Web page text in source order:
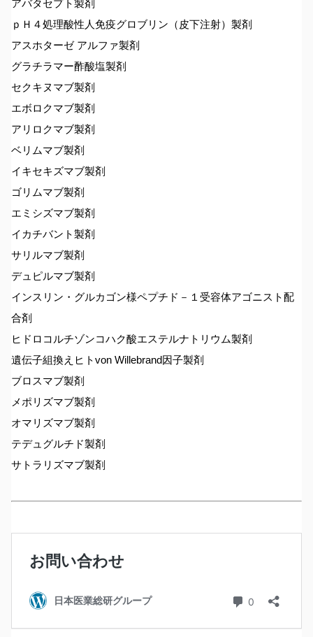
アバタセプト製剤
ｐＨ４処理酸性人免疫グロブリン（皮下注射）製剤
アスホターゼ アルファ製剤
グラチラマー酢酸塩製剤
セクキヌマブ製剤
エボロクマブ製剤
アリロクマブ製剤
ベリムマブ製剤
イキセキズマブ製剤
ゴリムマブ製剤
エミシズマブ製剤
イカチバント製剤
サリルマブ製剤
デュピルマブ製剤
インスリン・グルカゴン様ペプチド－１受容体アゴニスト配
合剤
ヒドロコルチゾンコハク酸エステルナトリウム製剤
遺伝子組換えヒトvon Willebrand因子製剤
ブロスマブ製剤
メポリズマブ製剤
オマリズマブ製剤
テデュグルチド製剤
サトラリズマブ製剤